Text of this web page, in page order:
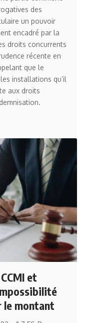
des
un pouvoir
encadré par la
droits concurrents
récente en
que le
installations qu’il
aux droits
et
le montant